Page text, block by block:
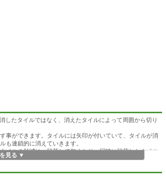
たタイルではなく、消えたタイルによって周囲から切り
事ができます。タイルには矢印が付いていて、タイルが消
も連鎖的に消えていきます。
イルの領域は、脱落して無くなり、同時に脱落したタイル
ルが脱落すると、同時に脱落したタイル枚数の平方根だけ
に加えられます。
見る ▼